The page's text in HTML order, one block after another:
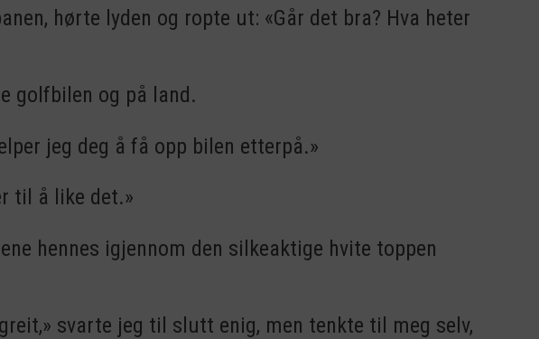
hørte lyden og ropte ut: «Går det bra? Hva heter
golfbilen og på land.
jeg deg å få opp bilen etterpå.»
til å like det.»
hennes igjennom den silkeaktige hvite toppen
svarte jeg til slutt enig, men tenkte til meg selv,